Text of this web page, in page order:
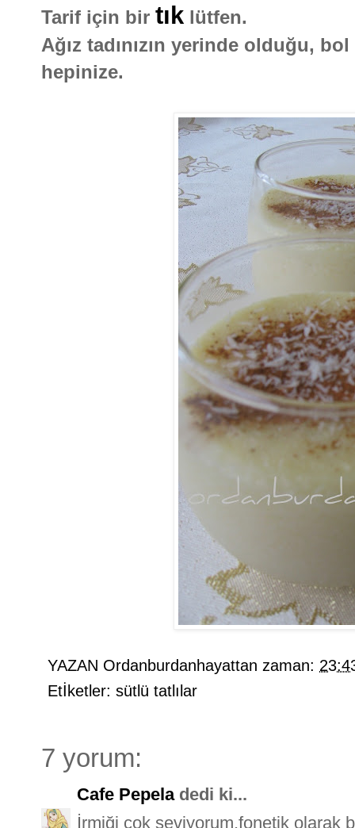
Tarif için bir tık lütfen.
Ağız tadınızın yerinde olduğu,
hepinize.
YAZAN Ordanburdanhayattan zaman:
Etİketler: sütlü tatlılar
7 yorum:
Cafe Pepeladedi ki...
İrmiği çok seviyorum,fonetik olarak